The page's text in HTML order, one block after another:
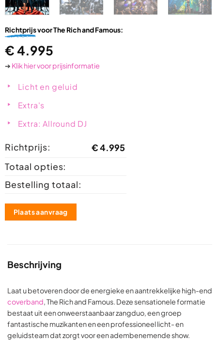
Richtprijsvoor The Rich and Famous:
€ 4.995
➔ Klik hier voor prijsinformatie
Licht en geluid
Extra's
Extra: Allround DJ
Richtprijs: €4.995
Totaal opties:
Bestelling totaal:
Plaats aanvraag
Beschrijving
Laat u betoveren door de energieke en aantrekkelijke high-end
coverband, The Rich and Famous. Deze sensationele formatie
bestaat uit een onweerstaanbaar zangduo, een groep
fantastische muzikanten en een professioneel licht- en
geluidsteam dat zorgt voor een adembenemende show.